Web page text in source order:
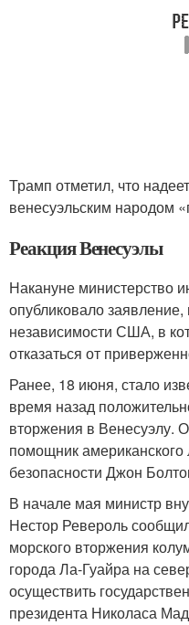
Трамп отметил, что
венесуэльским народом
Реакция Венесуэлы
Накануне министерство
опубликовало
независимости США, в
отказаться от
Ранее, 18 июня, стало
время назад
вторжения в Венесуэлу.
помощник
безопасности Джон
В начале мая министр
Нестор Ревероль
морского вторжения
города Ла-Гуайра на
осуществить
президента Николаса